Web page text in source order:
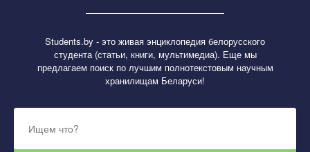
Students.by - это живая энциклопедия белорусского
студента (статьи, книги, мультимедиа). Еще мы
предлагаем поиск по лучшим полнотекстовым научным
хранилищам Беларуси!